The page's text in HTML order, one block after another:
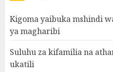
Kigoma yaibuka mshindi
ya magharibi
Suluhu za kifamilia na
ukatili